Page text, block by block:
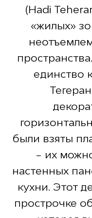
(Hadi
«жилых»
единство
были взяты
– их
настенных
кухни. Этот
прострочке